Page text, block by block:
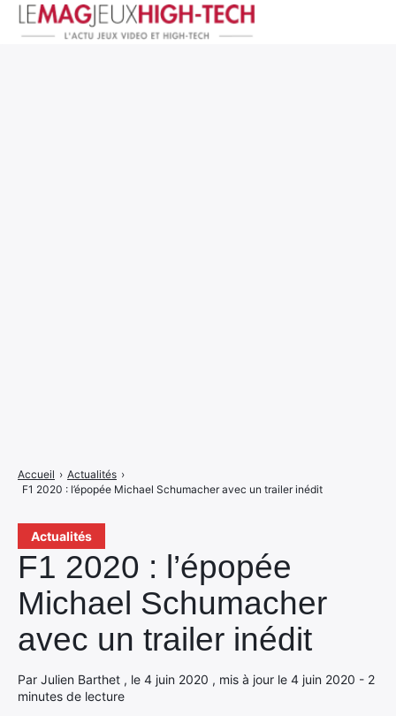
Actualités
F1 2020 : l’épopée
Michael Schumacher
avec un trailer inédit
Par Julien Barthet , le 4 juin 2020 , mis à jour le 4 juin 2020 - 2
minutes de lecture
Accueil › Actualités ›
F1 2020 : l’épopée Michael Schumacher avec un trailer inédit